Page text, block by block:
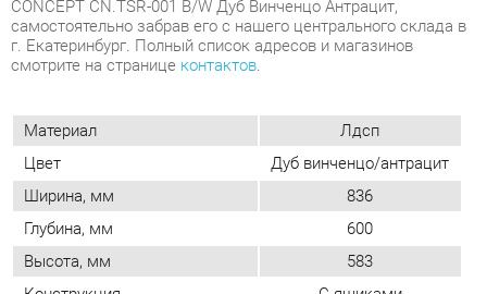
Цвет
Дуб винченцо/антрацит
Ширина, мм
836
Глубина, мм
Конструкция
С ящиками
Количество ящиков
3
Замок
Да
Наличие колес
Нет
Стиль (тумбы/комоды)
Современный